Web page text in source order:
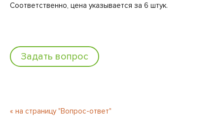
Соответственно, цена указывается за 6 штук.
Задать вопрос
« на страницу "Вопрос-ответ"